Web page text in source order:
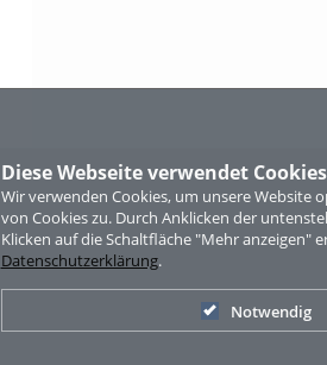
Diese Webseite verwendet Cookies
Wir verwenden Cookies, um unsere Website
von Cookies zu. Durch Anklicken der
Klicken auf die Schaltfläche "Mehr anzeigen"
Datenschutzerklärung.
Notwendig